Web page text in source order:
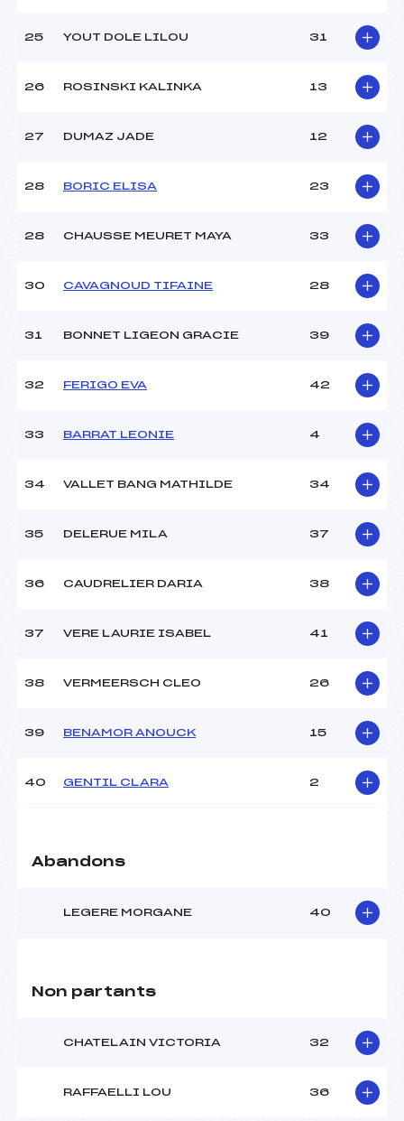
25 YOUT DOLE LILOU 31
26 ROSINSKI KALINKA 13
27 DUMAZ JADE 12
28 BORIC ELISA 23
28 CHAUSSE MEURET MAYA 33
30 CAVAGNOUD TIFAINE 28
31 BONNET LIGEON GRACIE 39
32 FERIGO EVA 42
33 BARRAT LEONIE 4
34 VALLET BANG MATHILDE 34
35 DELERUE MILA 37
36 CAUDRELIER DARIA 38
37 VERE LAURIE ISABEL 41
38 VERMEERSCH CLEO 26
39 BENAMOR ANOUCK 15
40 GENTIL CLARA 2
Abandons
LEGERE MORGANE 40
Non partants
CHATELAIN VICTORIA 32
RAFFAELLI LOU 36